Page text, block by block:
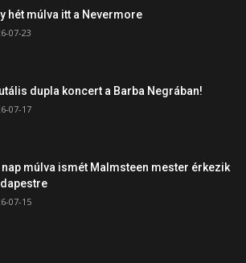
hét múlva itt a Nevermore
07-23
dupla koncert a Barba Negrában!
07-17
nap múlva ismét Malmsteen mester érkezik
07-15